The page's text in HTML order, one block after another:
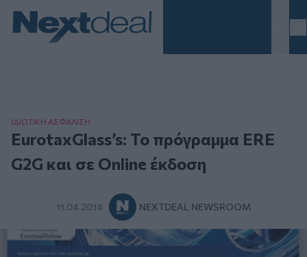
ΙΔΙΩΤΙΚΗ ΑΣΦAΛΙΣΗ
EurotaxGlass’s: Το πρόγραμμα ERE
G2G και σε Online έκδοση
11.04.2014 NEXTDEAL NEWSROOM